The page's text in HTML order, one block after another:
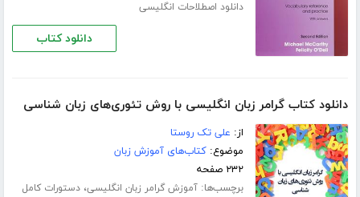
دانلود اصطلاحات انگلیسی
دانلود کتاب
دانلود کتاب گرامر زبان انگلیسی با روش تئوری‌های زبان شناسی
از: علی تک روستا
موضوع:کتاب‌های آموزش زبان
۲۳۲ صفحه
برچسب‌ها:آموزش گرامر زبان انگلیسی،دستورات کامل